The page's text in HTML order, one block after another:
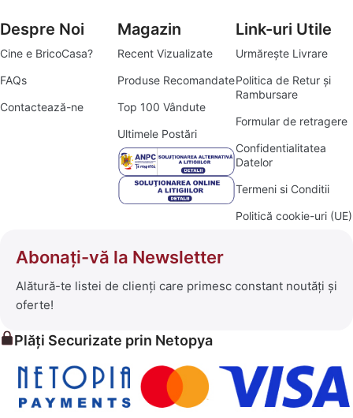
Despre Noi
Cine e BricoCasa?
FAQs
Contactează-ne
Magazin
Recent Vizualizate
Produse Recomandate
Top 100 Vândute
Ultimele Postări
Link-uri Utile
Urmărește Livrare
Politica de Retur și
Rambursare
Formular de retragere
Confidentialitatea
Datelor
Termeni si Conditii
Politică cookie-uri (UE)
Abonați-vă la Newsletter
Alătură-te listei de clienți care primesc constant noutăți și
oferte!
Plăți Securizate prin Netopya